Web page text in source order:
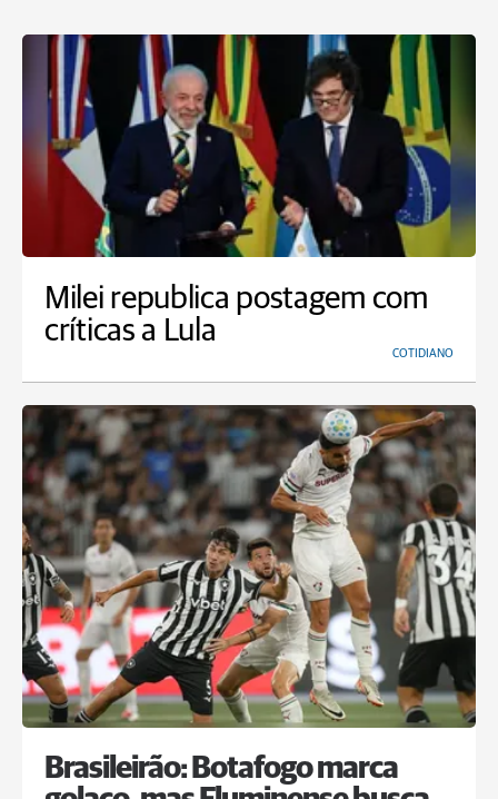
Milei republica postagem com
críticas a Lula
COTIDIANO
Brasileirão: Botafogo marca